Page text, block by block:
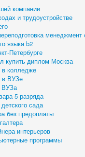
компании
и трудоустройстве
менеджмент
языка b2
Петербурге
купить диплом Москва
в колледже
в ВУЗе
ВУЗа
5 разряда
сада
без предоплаты
интерьеров
программы